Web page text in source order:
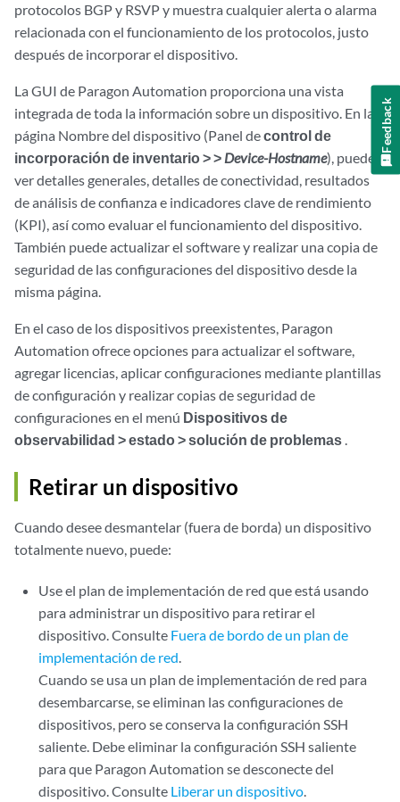
protocolos BGP y RSVP y muestra cualquier alerta o alarma
relacionada con el funcionamiento de los protocolos, justo
después de incorporar el dispositivo.
La GUI de Paragon Automation proporciona una vista
integrada de toda la información sobre un dispositivo. En la
página Nombre del dispositivo (Panel decontrol de
incorporación de inventario > > Device-Hostname), puede
ver detalles generales, detalles de conectividad, resultados
de análisis de confianza e indicadores clave de rendimiento
(KPI), así como evaluar el funcionamiento del dispositivo.
También puede actualizar el software y realizar una copia de
seguridad de las configuraciones del dispositivo desde la
misma página.
En el caso de los dispositivos preexistentes, Paragon
Automation ofrece opciones para actualizar el software,
agregar licencias, aplicar configuraciones mediante plantillas
de configuración y realizar copias de seguridad de
configuraciones en el menú Dispositivos de
observabilidad > estado > solución de problemas .
Retirar un dispositivo
Cuando desee desmantelar (fuera de borda) un dispositivo
totalmente nuevo, puede:
Use el plan de implementación de red que está usando
para administrar un dispositivo para retirar el
dispositivo. Consulte Fuera de bordo de un plan de
implementación de red.
Cuando se usa un plan de implementación de red para
desembarcarse, se eliminan las configuraciones de
dispositivos, pero se conserva la configuración SSH
saliente. Debe eliminar la configuración SSH saliente
para que Paragon Automation se desconecte del
dispositivo. Consulte Liberar un dispositivo.
Feedback